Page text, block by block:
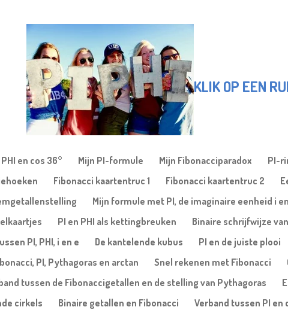
KLIK OP EEN
PHI en cos 36° Mijn PI-formule Mijn Fibonacciparadox PI-
Fibonacci kaartentruc 1 Fibonacci kaartentruc 2
Mijn formule met PI, de imaginaire eenheid i
PI en PHI als kettingbreuken Binaire schrijfwijze
PI, PHI, i en e
De kantelende kubus PI en de juiste plooi
PI, Pythagoras en arctan
Snel rekenen met Fibonacci
tussen de Fibonaccigetallen en de stelling van Pythagoras
cirkels
Binaire getallen en Fibonacci Verband tussen PI